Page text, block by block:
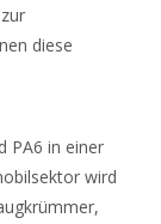
diese
PA6 in einer
wird